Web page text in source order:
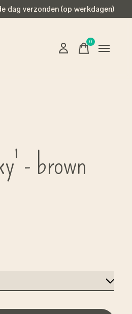
dag verzonden (op werkdagen)
0items
- brown